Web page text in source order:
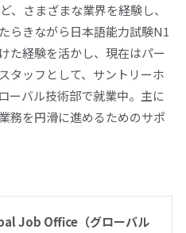
、さまざまな業界を経験し、
らきながら日本語能力試験N1
た経験を活かし、現在はパー
タッフとして、サントリーホ
ーバル技術部で就業中。主に
務を円滑に進めるためのサポ
Job Office（グローバル